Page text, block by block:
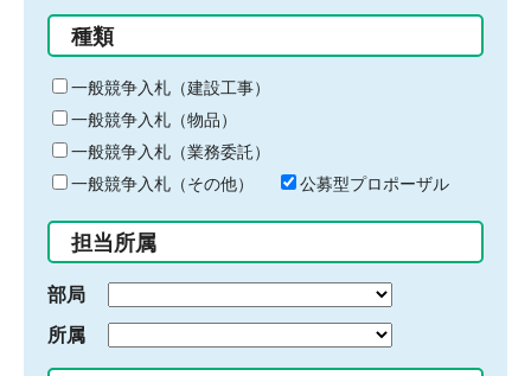
る
キ
ー
ワ
ー
ド
入
力
種類
一般競争入札（建設工事）
一般競争入札（物品）
一般競争入札（業務委託）
一般競争入札（その他）
公募型プロポーザル
担当所属
部局
所属